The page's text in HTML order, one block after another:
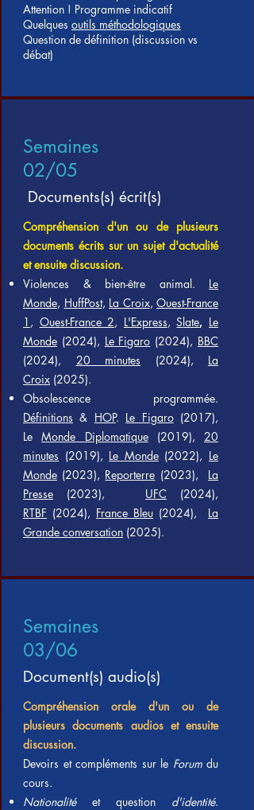
Attention ! Programme indicatif
Quelques outils méthodologiques
Question de définition (discussion vs
débat)
Semaines
02/05
Documents(s) écrit(s)
Compréhension d'un ou de plusieurs
documents écrits sur un sujet d'actualité
et ensuite discussion.
Violences & bien-être animal. Le
Monde, HuffPost, La Croix, Ouest-France
1 , Ouest-France 2, L'Express,Slate, Le
Monde (2024), Le Figaro (2024), BBC
(2024), 20 minutes (2024), La
Croix (2025).
Obsolescence programmée.
Définitions & HOP. Le Figaro(2017),
LeMonde Diplomatique(2019), 20
minutes (2019), Le Monde(2022), Le
Monde (2023), Reporterre (2023), La
Presse (2023), UFC (2024),
RTBF (2024), France Bleu (2024), La
Grande conversation (2025).
Semaines
03/06
Document(s) audio(s)
Compréhension orale d'un ou de
plusieurs documents audios et ensuite
discussion.
Devoirs et compléments sur le Forumdu
cours.
Nationalitéet question d'identité.